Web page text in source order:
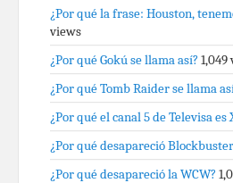
¿Por qué la frase: Houston,
views
¿Por qué Gokú se llama así? 1,049
¿Por qué Tomb Raider se llama
¿Por qué el canal 5 de Televisa es
¿Por qué desapareció
¿Por qué desapareció la WCW?